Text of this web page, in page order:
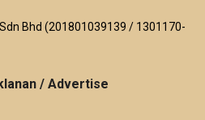
Bhd (201801039139 / 1301170-
/ Advertise